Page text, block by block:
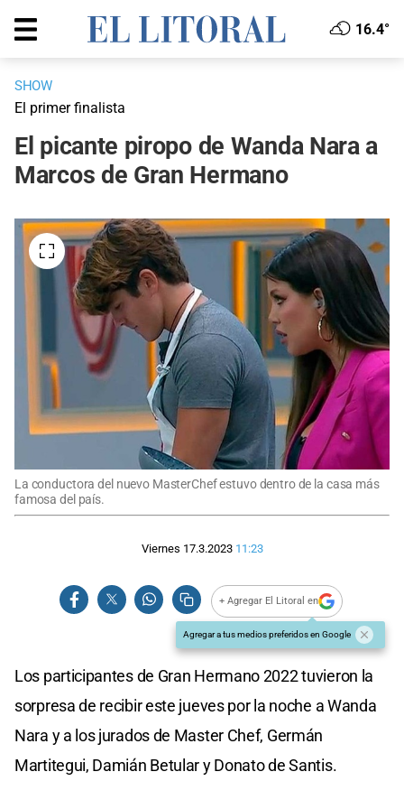
16.4°
SHOW
El primer finalista
El picante piropo de Wanda Nara a
Marcos de Gran Hermano
La conductora del nuevo MasterChef estuvo dentro de la casa más
famosa del país.
Viernes 17.3.2023 11:23
+ Agregar El Litoral en
Agregar a tus medios preferidos en Google
Los participantes de Gran Hermano 2022 tuvieron la
sorpresa de recibir este jueves por la noche a Wanda
Nara y a los jurados de Master Chef, Germán
Martitegui, Damián Betular y Donato de Santis.